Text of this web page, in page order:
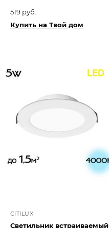
519 руб.
Купить на Твой дом
CITILUX
Светильник встраиваемый